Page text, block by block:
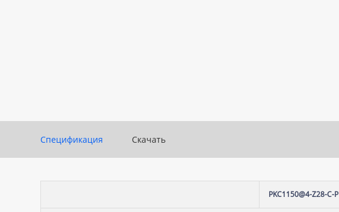
Спецификация Скачать
PKC1150@4-Z28-C-P